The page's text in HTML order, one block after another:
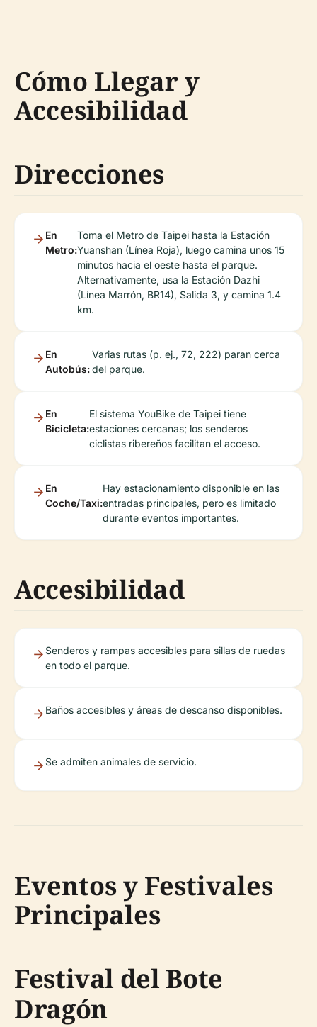
Cómo Llegar y
Accesibilidad
Direcciones
En
Metro:
Toma el Metro de Taipei hasta la Estación
Yuanshan (Línea Roja), luego camina unos 15
minutos hacia el oeste hasta el parque.
Alternativamente, usa la Estación Dazhi
(Línea Marrón, BR14), Salida 3, y camina 1.4
km.
En
Autobús:
Varias rutas (p. ej., 72, 222) paran cerca
del parque.
En
Bicicleta:
El sistema YouBike de Taipei tiene
estaciones cercanas; los senderos
ciclistas ribereños facilitan el acceso.
En
Coche/Taxi:
Hay estacionamiento disponible en las
entradas principales, pero es limitado
durante eventos importantes.
Accesibilidad
Senderos y rampas accesibles para sillas de ruedas
en todo el parque.
Baños accesibles y áreas de descanso disponibles.
Se admiten animales de servicio.
Eventos y Festivales
Principales
Festival del Bote
Dragón